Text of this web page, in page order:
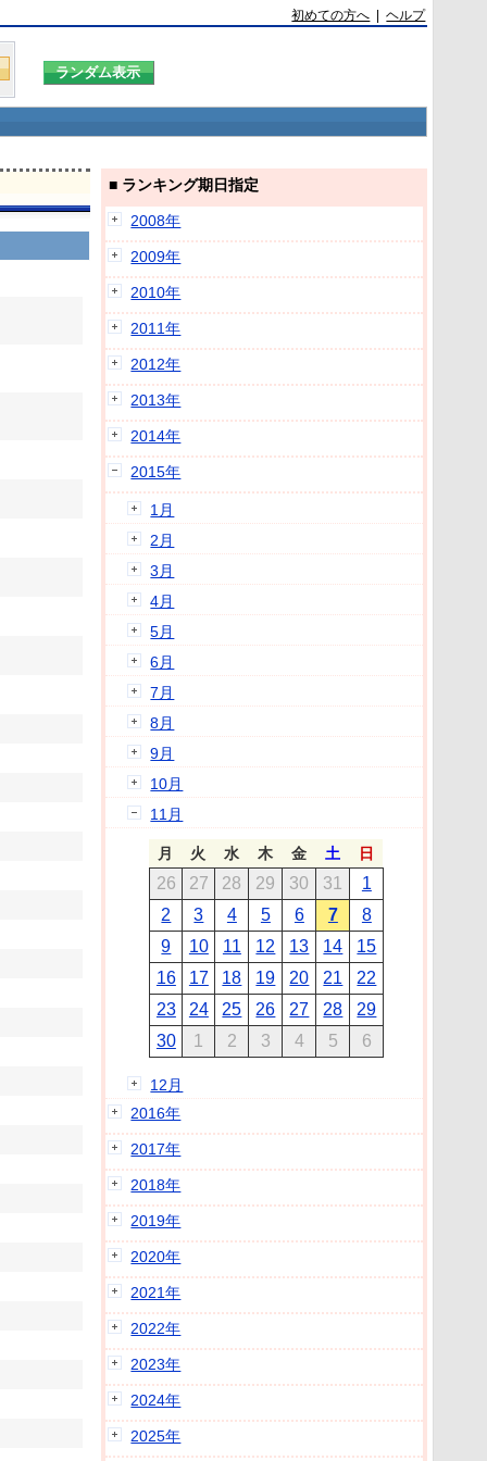
初めての方へ |ヘルプ
■ ランキング期日指定
2008年
2009年
2010年
2011年
2012年
2013年
2014年
2015年
1月
2月
3月
4月
5月
6月
7月
8月
9月
10月
11月
月 火 水 木 金 土 日
26 27 28 29 30 31
1
2
3 4 5 6 7
8
9
10 11 12 13 14
15
16
17 18 19 20 21
22
23
24 25 26 27 28
29
30
1 2 3 4 5 6
12月
2016年
2017年
2018年
2019年
2020年
2021年
2022年
2023年
2024年
2025年